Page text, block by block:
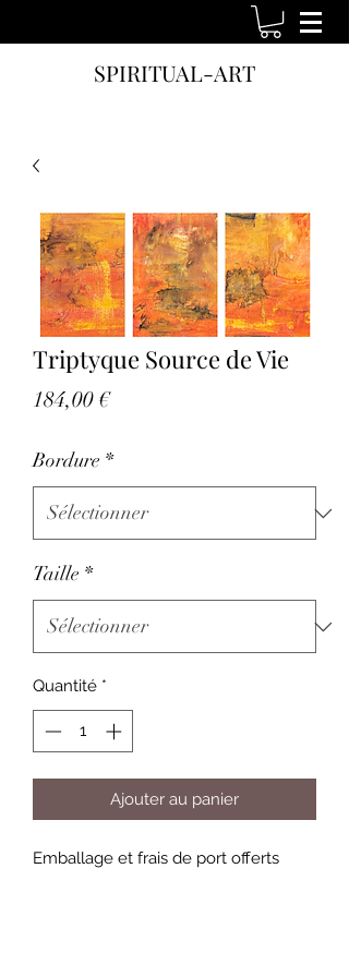
SPIRITUAL-ART
Triptyque Source de Vie
184,00 €Prix
Bordure *
Taille *
Quantité *
Ajouter au panier
Emballage et frais de port offerts